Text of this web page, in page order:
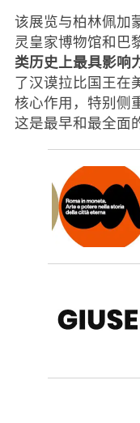
该展览与柏林佩加
灵皇家博物馆和巴
类历史上最具影响
了汉谟拉比国王在
核心作用，特别侧
这是最早和最全面